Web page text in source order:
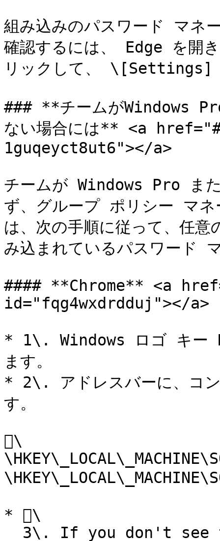
組み込みのパスワード マネ
確認するには、 Edge を開
リックして、 \[Settings]
### **チームがWindows
ない場合には** <a
1guqeyct8ut6"></a>
チームが Windows Pro ま
ず、グループ ポリシー マネ
は、次の手順に従って、任
み込まれているパスワード
#### **Chrome** <a
id="fqg4wxdrdduj"></a>
* 1\. Windows ロゴ キー
ます。
* 2\. アドレスバーに、コン
す。
\
* \